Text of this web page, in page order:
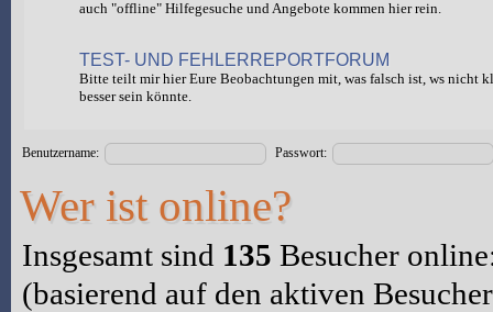
auch "offline" Hilfegesuche und Angebote kommen hier rein.
TEST- UND FEHLERREPORTFORUM
Bitte teilt mir hier Eure Beobachtungen mit, was falsch ist, ws nicht
besser sein könnte.
Benutzername: Passwort:
Wer ist online?
Insgesamt sind 135 Besucher
(basierend auf den aktiven